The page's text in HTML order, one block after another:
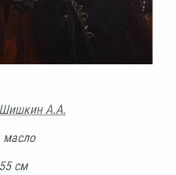
Шишкин А.А.
масло
см